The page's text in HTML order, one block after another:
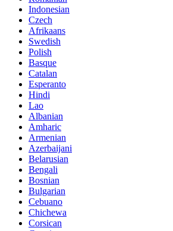
Indonesian
Czech
Afrikaans
Swedish
Polish
Basque
Catalan
Esperanto
Hindi
Lao
Albanian
Amharic
Armenian
Azerbaijani
Belarusian
Bengali
Bosnian
Bulgarian
Cebuano
Chichewa
Corsican